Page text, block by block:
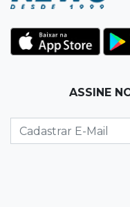
22:42Resumão
Palmeiras e
Eleitorado aprova
colinha será
ASSINE